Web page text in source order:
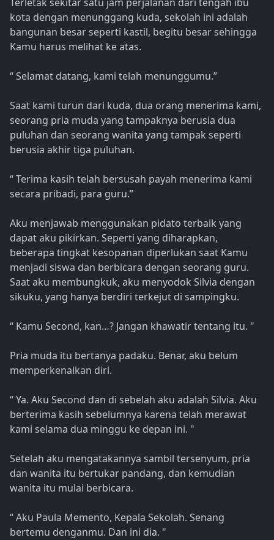
kota dengan menunggang kuda, sekolah ini adalah
bangunan besar seperti kastil, begitu besar sehingga
Kamu harus melihat ke atas.
“ Selamat datang, kami telah menunggumu.”
Saat kami turun dari kuda, dua orang menerima kami,
seorang pria muda yang tampaknya berusia dua
puluhan dan seorang wanita yang tampak seperti
berusia akhir tiga puluhan.
“ Terima kasih telah bersusah payah menerima kami
secara pribadi, para guru.”
Aku menjawab menggunakan pidato terbaik yang
dapat aku pikirkan. Seperti yang diharapkan,
beberapa tingkat kesopanan diperlukan saat Kamu
menjadi siswa dan berbicara dengan seorang guru.
Saat aku membungkuk, aku menyodok Silvia dengan
sikuku, yang hanya berdiri terkejut di sampingku.
“ Kamu Second, kan…? Jangan khawatir tentang itu. "
Pria muda itu bertanya padaku. Benar, aku belum
memperkenalkan diri.
“ Ya. Aku Second dan di sebelah aku adalah Silvia. Aku
berterima kasih sebelumnya karena telah merawat
kami selama dua minggu ke depan ini. "
Setelah aku mengatakannya sambil tersenyum, pria
dan wanita itu bertukar pandang, dan kemudian
wanita itu mulai berbicara.
“ Aku Paula Memento, Kepala Sekolah. Senang
bertemu denganmu. Dan ini dia. "